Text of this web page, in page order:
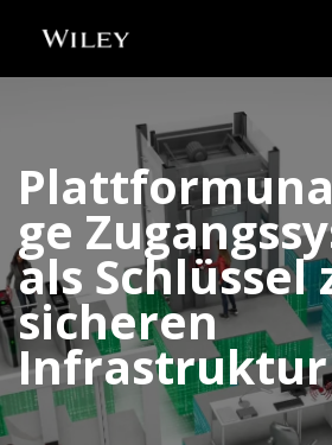
ge
als Schlüssel
sicheren
Infrastruktur